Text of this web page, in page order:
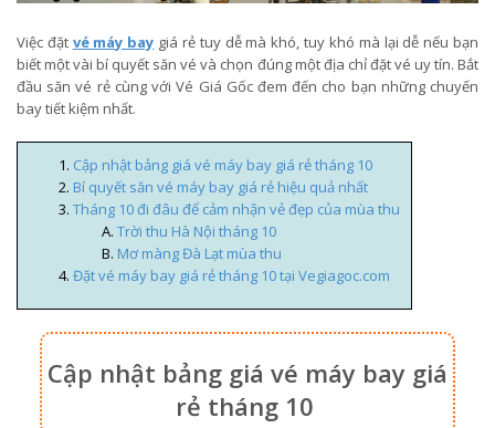
Việc đặt vé máy bay giá rẻ tuy dễ mà khó, tuy khó mà lại dễ nếu bạn
biết một vài bí quyết săn vé và chọn đúng một địa chỉ đặt vé uy tín. Bắt
đầu săn vé rẻ cùng với Vé Giá Gốc đem đến cho bạn những chuyến
bay tiết kiệm nhất.
Cập nhật bảng giá vé máy bay giá rẻ tháng 10
Bí quyết săn vé máy bay giá rẻ hiệu quả nhất
Tháng 10 đi đâu để cảm nhận vẻ đẹp của mùa thu
Trời thu Hà Nội tháng 10
Mơ màng Đà Lạt mùa thu
Đặt vé máy bay giá rẻ tháng 10 tại Vegiagoc.com
Cập nhật bảng giá vé máy bay giá
rẻ tháng 10